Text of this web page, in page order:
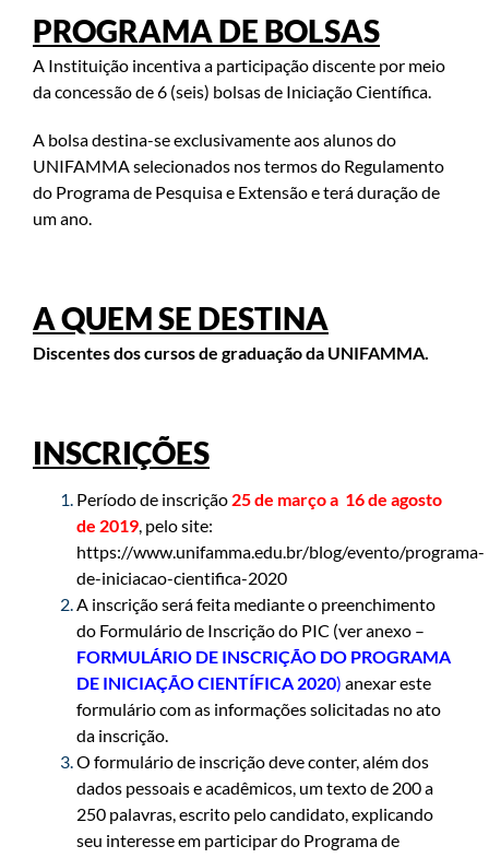
PROGRAMA DE BOLSAS
A Instituição incentiva a participação discente por meio
da concessão de 6 (seis) bolsas de Iniciação Científica.
A bolsa destina-se exclusivamente aos alunos do
UNIFAMMA selecionados nos termos do Regulamento
do Programa de Pesquisa e Extensão e terá duração de
um ano.
A QUEM SE DESTINA
Discentes dos cursos de graduação da UNIFAMMA.
INSCRIÇÕES
Período de inscrição 25 de março a 16 de agosto
de 2019, pelo site:
https://www.unifamma.edu.br/blog/evento/programa-
de-iniciacao-cientifica-2020
A inscrição será feita mediante o preenchimento
do Formulário de Inscrição do PIC (ver anexo –
FORMULÁRIO DE INSCRIÇÃO DO PROGRAMA
DE INICIAÇÃO CIENTÍFICA 2020) anexar este
formulário com as informações solicitadas no ato
da inscrição.
O formulário de inscrição deve conter, além dos
dados pessoais e acadêmicos, um texto de 200 a
250 palavras, escrito pelo candidato, explicando
seu interesse em participar do Programa de